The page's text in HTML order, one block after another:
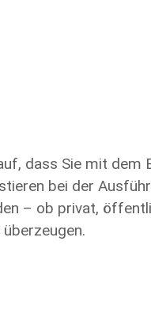
, dass Sie mit dem
bei der
– ob privat,